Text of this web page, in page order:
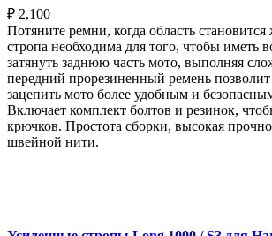
₽ 2,100
Потяните ремни, когда область становится
стропа необходима для того, чтобы иметь
затянуть заднюю часть мото, выполняя
передний прорезиненный ремень
зацепить мото более удобным и
Включает комплект болтов и резинок,
крючков. Простота сборки, высокая
швейной нити.